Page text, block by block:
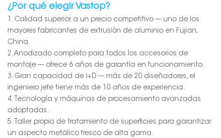
¿Por qué elegir Vastop?
1. Calidad superior a un precio competitivo --- uno de los
mayores fabricantes de extrusión de aluminio en Fujian,
China.
2. Anodizado completo para todos los accesorios de
montaje --- ofrece 6 años de garantía en funcionamiento.
3. Gran capacidad de I+D --- más de 20 diseñadores, el
ingeniero jefe tiene más de 10 años de experiencia.
4. Tecnología y máquinas de procesamiento avanzadas
adoptadas.
5. Taller propio de tratamiento de superficies para garantizar
un aspecto metálico fresco de alta gama.